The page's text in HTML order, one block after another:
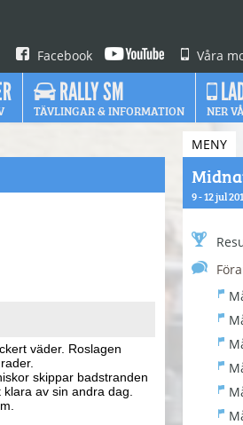
Facebook Våra
RALLY SM
TÄVLINGAR & INFORMATION NER
väder. Roslagen
skippar badstranden
av sin andra dag.
MENY
9 - 12 jul